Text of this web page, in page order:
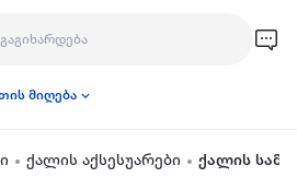
მიღება
ქალის აქსესუარები ქალის